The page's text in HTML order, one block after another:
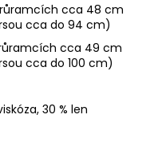
cca 48 cm
cca do 94 cm)
cca 49 cm
cca do 100 cm)
30 % len